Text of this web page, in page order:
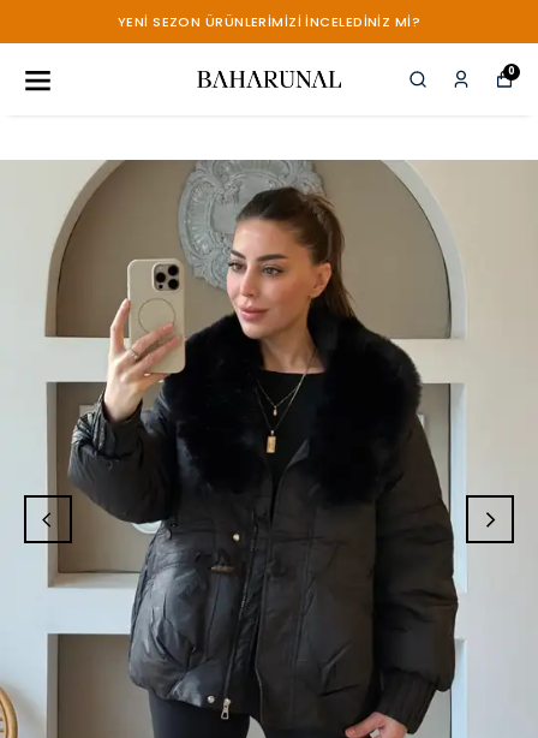
YENİ SEZON ÜRÜNLERİMİZİ İNCELEDİNİZ Mİ?
0